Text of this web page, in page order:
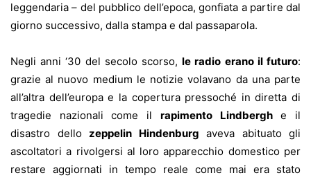
leggendaria – del pubblico dell’epoca, gonfiata a partire dal
giorno successivo, dalla stampa e dal passaparola.
Negli anni ‘30 del secolo scorso,le radio erano il futuro:
grazie al nuovo medium le notizie volavano da una parte
all’altra dell’europa e la copertura pressoché in diretta di
tragedie nazionali come il rapimento Lindberghe il
disastro dello zeppelin Hindenburg aveva abituato gli
ascoltatori a rivolgersi al loro apparecchio domestico per
restare aggiornati in tempo reale come mai era stato